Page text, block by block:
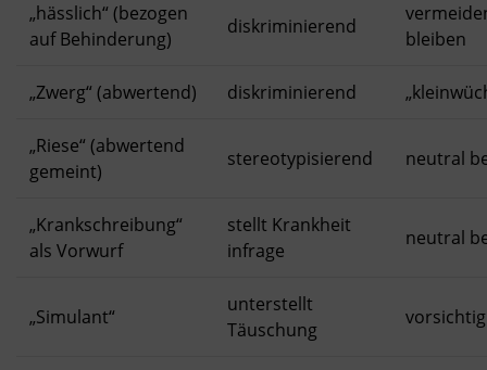
„hässlich“ (bezogen
auf Behinderung)
diskriminierend
bleiben
„Zwerg“ (abwertend) diskriminierend
„Riese“ (abwertend
gemeint)
stereotypisierend neutral
„Krankschreibung“
als Vorwurf
stellt Krankheit
infrage
neutral
„Simulant“
unterstellt
Täuschung